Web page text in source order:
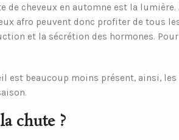
de cheveux en automne est la
afro peuvent donc profiter de tous
et la sécrétion des hormones.
est beaucoup moins présent, ainsi,
chute ?